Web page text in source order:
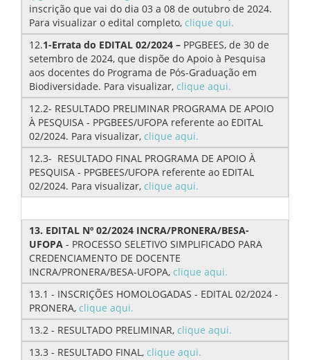
inscrição que vai do dia 03 a 08 de outubro de 2024.
Para visualizar o edital completo, clique qui.
12.1-Errata do EDITAL 02/2024 – PPGBEES, de 30 de
setembro de 2024, que dispõe do Apoio à Pesquisa
aos docentes do Programa de Pós-Graduação em
Biodiversidade. Para visualizar, clique aqui.
12.2- RESULTADO PRELIMINAR PROGRAMA DE APOIO
À PESQUISA - PPGBEES/UFOPA referente ao EDITAL
02/2024. Para visualizar, clique aqui.
12.3- RESULTADO FINAL PROGRAMA DE APOIO À
PESQUISA - PPGBEES/UFOPA referente ao EDITAL
02/2024. Para visualizar, clique aqui.
13. EDITAL Nº 02/2024 INCRA/PRONERA/BESA-
UFOPA - PROCESSO SELETIVO SIMPLIFICADO PARA
CREDENCIAMENTO DE DOCENTE
INCRA/PRONERA/BESA-UFOPA, clique aqui.
13.1 - INSCRIÇÕES HOMOLOGADAS - EDITAL 02/2024 -
PRONERA, clique aqui.
13.2 - RESULTADO PRELIMINAR, clique aqui.
13.3 - RESULTADO FINAL, clique aqui.